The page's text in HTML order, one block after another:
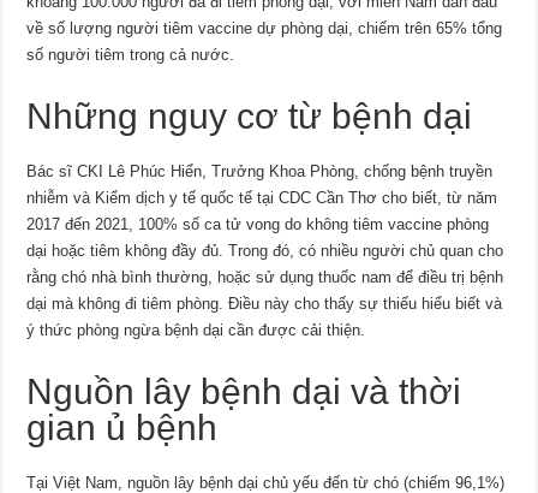
về số lượng người tiêm vaccine dự phòng dại, chiếm trên 65% tổng
số người tiêm trong cả nước.
Những nguy cơ từ bệnh dại
Bác sĩ CKI Lê Phúc Hiển, Trưởng Khoa Phòng, chống bệnh truyền
nhiễm và Kiểm dịch y tế quốc tế tại CDC Cần Thơ cho biết, từ năm
2017 đến 2021, 100% số ca tử vong do không tiêm vaccine phòng
dại hoặc tiêm không đầy đủ. Trong đó, có nhiều người chủ quan cho
rằng chó nhà bình thường, hoặc sử dụng thuốc nam để điều trị bệnh
dại mà không đi tiêm phòng. Điều này cho thấy sự thiếu hiểu biết và
ý thức phòng ngừa bệnh dại cần được cải thiện.
Nguồn lây bệnh dại và thời
gian ủ bệnh
Tại Việt Nam, nguồn lây bệnh dại chủ yếu đến từ chó (chiếm 96,1%)